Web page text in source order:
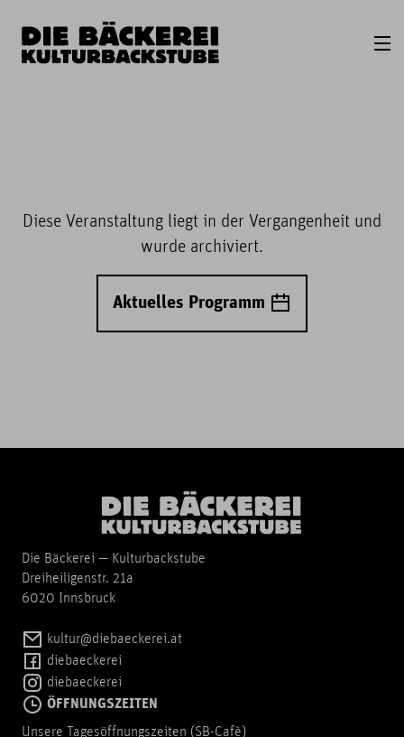
Diese Veranstaltung liegt in der Vergangenheit und
wurde archiviert.
Aktuelles Programm
Die Bäckerei — Kulturbackstube
Dreiheiligenstr. 21a
6020 Innsbruck
kultur@diebaeckerei.at
diebaeckerei
diebaeckerei
ÖFFNUNGSZEITEN
Unsere Tagesöffnungszeiten (SB-Cafè)